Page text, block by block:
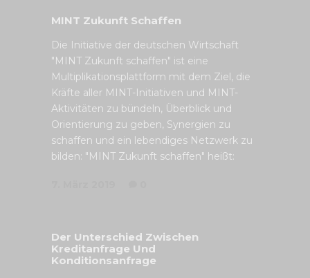
MINT Zukunft Schaffen
Die Initiative der deutschen Wirtschaft
"MINT Zukunft schaffen" ist eine
Multiplikationsplattform mit dem Ziel, die
Kräfte aller MINT-Initiativen und MINT-
Aktivitäten zu bündeln, Überblick und
Orientierung zu geben, Synergien zu
schaffen und ein lebendiges Netzwerk zu
bilden: "MINT Zukunft schaffen" heißt:
Der Unterschied Zwischen
Kreditanfrage Und
Konditionsanfrage